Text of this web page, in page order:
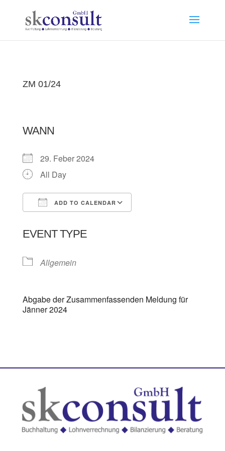
ZM 01/24
WANN
29. Feber 2024
All Day
ADD TO CALENDAR
EVENT TYPE
Allgemein
Abgabe der Zusammenfassenden Meldung für
Jänner 2024